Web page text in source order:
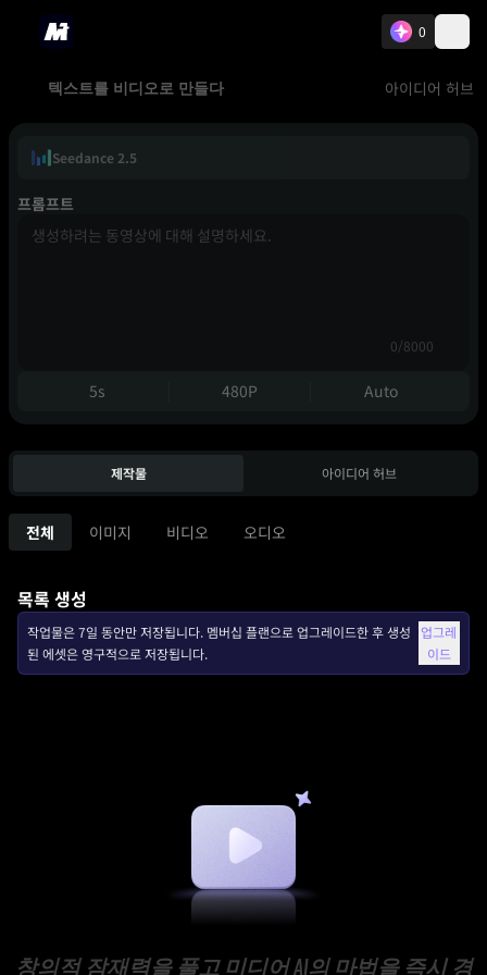
0
텍스트를 비디오로 만들다 아이디어 허브
Seedance 2.5
프롬프트
0/8000
5s 480P Auto
제작물 아이디어 허브
전체 이미지 비디오 오디오
목록 생성
작업물은 7일 동안만 저장됩니다. 멤버십 플랜으로 업그레이드한 후 생성
된 에셋은 영구적으로 저장됩니다.
업그레
이드
창의적 잠재력을 풀고 미디어 AI의 마법을 즉시 경